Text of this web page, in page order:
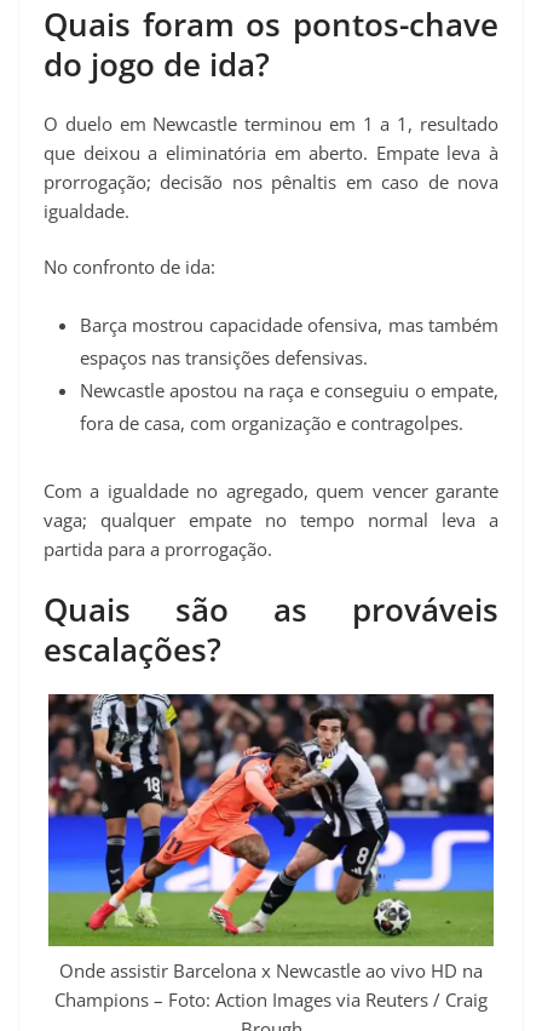
Quais foram os pontos-chave
do jogo de ida?
O duelo em Newcastle terminou em 1 a 1, resultado
que deixou a eliminatória em aberto. Empate leva à
prorrogação; decisão nos pênaltis em caso de nova
igualdade.
No confronto de ida:
Barça mostrou capacidade ofensiva, mas também
espaços nas transições defensivas.
Newcastle apostou na raça e conseguiu o empate,
fora de casa, com organização e contragolpes.
Com a igualdade no agregado, quem vencer garante
vaga; qualquer empate no tempo normal leva a
partida para a prorrogação.
Quais são as prováveis
escalações?
Onde assistir Barcelona x Newcastle ao vivo HD na
Champions – Foto: Action Images via Reuters / Craig